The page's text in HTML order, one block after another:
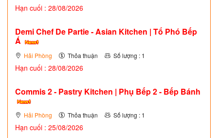
Hạn cuối : 28/08/2026
Demi Chef De Partie - Asian Kitchen | Tổ Phó Bếp
Á
Hải Phòng Thỏa thuận Số lượng : 1
Hạn cuối : 28/08/2026
Commis 2 - Pastry Kitchen | Phụ Bếp 2 - Bếp Bánh
Hải Phòng Thỏa thuận Số lượng : 1
Hạn cuối : 25/08/2026